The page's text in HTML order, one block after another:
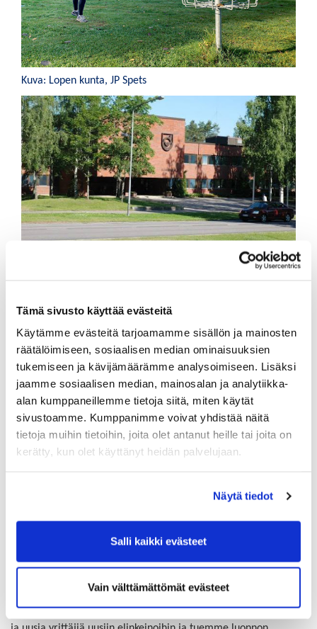
Tämä sivusto käyttää evästeitä
Käytämme evästeitä tarjoamamme sisällön ja mainosten
räätälöimiseen, sosiaalisen median ominaisuuksien
tukemiseen ja kävijämäärämme analysoimiseen. Lisäksi
jaamme sosiaalisen median, mainosalan ja analytiikka-
alan kumppaneillemme tietoja siitä, miten käytät
sivustoamme. Kumppanimme voivat yhdistää näitä
tietoja muihin tietoihin, joita olet antanut heille tai joita on
kerätty, kun olet käyttänyt heidän palvelujaan.
Näytä tiedot
Salli kaikki evästeet
Vain välttämättömät evästeet
Kuva: Lopen kunta, JP Spets
Kuva: Lopen kunta
kaavoitamme aktiivisesti, kehitämme yritystoiminnan
edellytyksiä.
Tuemme osaamisellamme ja verkostoillamme elinkeinoelämän